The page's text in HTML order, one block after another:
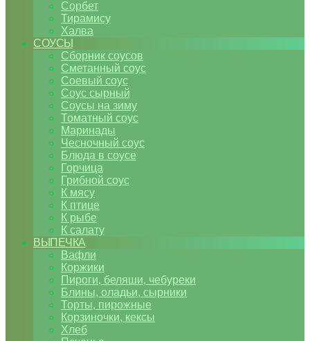
Сорбет
Тирамису
Халва
СОУСЫ
Сборник соусов
Сметанный соус
Соевый соус
Соус сырный
Соусы на зиму
Томатный соус
Маринады
Чесночный соус
Блюда в соусе
Горчица
Грибной соус
К мясу
К птице
К рыбе
К салату
ВЫПЕЧКА
Вафли
Коржики
Пироги, беляши, чебуреки
Блины, оладьи, сырники
Торты, пирожные
Корзиночки, кексы
Хлеб